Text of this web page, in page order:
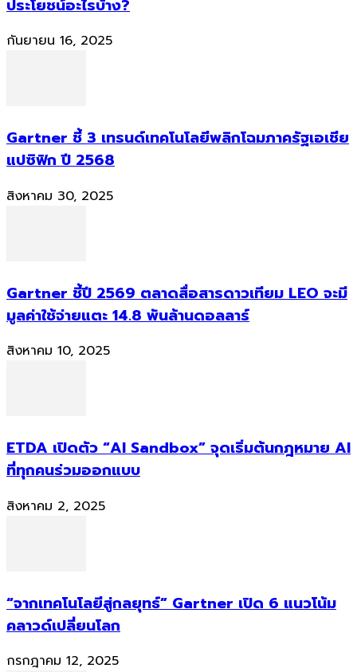
ประโยชน์อะไรบ้าง?
กันยายน 16, 2025
Gartner ชี้ 3 เทรนด์เทคโนโลยีพลิกโฉมภาครัฐเอเชีย
แปซิฟิก ปี 2568
สิงหาคม 30, 2025
Gartner ชี้ปี 2569 ตลาดสื่อสารดาวเทียม LEO จะมี
มูลค่าใช้จ่ายแตะ 14.8 พันล้านดอลลาร์
สิงหาคม 10, 2025
ETDA เปิดตัว “AI Sandbox” จุดเริ่มต้นกฎหมาย AI
ที่ทุกคนร่วมออกแบบ
สิงหาคม 2, 2025
“จากเทคโนโลยีสู่กลยุทธ์” Gartner เปิด 6 แนวโน้ม
คลาวด์เปลี่ยนโลก
กรกฎาคม 12, 2025